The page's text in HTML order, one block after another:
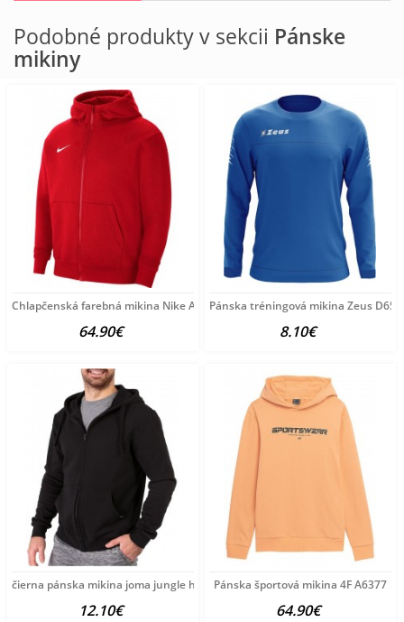
Podobné produkty v sekcii Pánske
mikiny
Chlapčenská farebná mikina Nike A3971
64.90€
Pánska tréningová mikina Zeus
8.10€
čierna pánska mikina joma jungle hoodie B3188
12.10€
Pánska športová mikina 4F A6377
64.90€